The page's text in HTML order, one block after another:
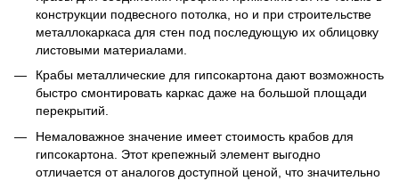
конструкции подвесного потолка, но и при строительстве
металлокаркаса для стен под последующую их облицовку
листовыми материалами.
Крабы металлические для гипсокартона дают возможность
быстро смонтировать каркас даже на большой площади
перекрытий.
Немаловажное значение имеет стоимость крабов для
гипсокартона. Этот крепежный элемент выгодно
отличается от аналогов доступной ценой, что значительно